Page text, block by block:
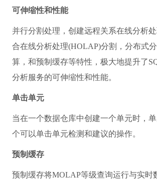
可伸缩性和性能
并行分割处理，创建远程关系在线分析
合在线分析处理(HOLAP)分割，分布式
算，和预制缓存等特性，极大地提升了
分析服务的可伸缩性和性能。
单击单元
当在一个数据仓库中创建一个单元时，
个可以单击单元检测和建议的操作。
预制缓存
预制缓存将MOLAP等级查询运行与实时